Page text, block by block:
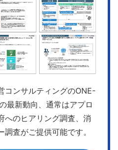
コンサルティングのONE-
最新動向、通常はアプロ
へのヒアリング調査、消
査がご提供可能です。